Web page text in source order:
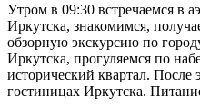
Утром в 09:30 встречаемся в
Иркутска, знакомимся,
обзорную экскурсию по
Иркутска, прогуляемся по
исторический квартал. После
гостиницах Иркутска.